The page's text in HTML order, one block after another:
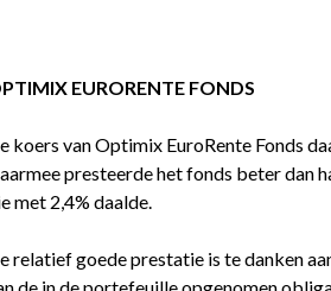
EURORENTE FONDS
koers van Optimix EuroRente Fonds
presteerde het fonds beter dan
met 2,4% daalde.
relatief goede prestatie is te danken